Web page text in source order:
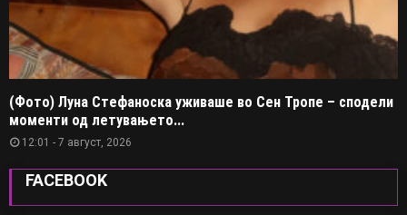
(Фото) Луна Стефаноска уживаше во Сен Тропе – сподели
моменти од летувањето...
12:01 - 7 август, 2026
FACEBOOK